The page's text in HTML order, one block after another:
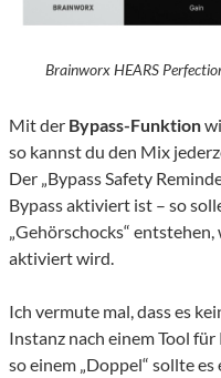
Brainworx HEARS
Mit der Bypass-Funktion
so kannst du den Mix
Der „Bypass Safety
Bypass aktiviert ist – so
„Gehörschocks“
aktiviert wird.
Ich vermute mal, dass es
Instanz nach einem Tool
so einem „Doppel“ sollte